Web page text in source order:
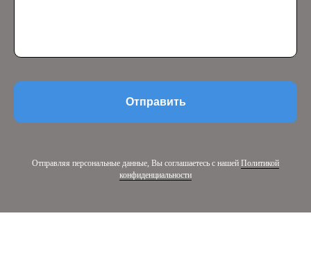
Отправить
Отправляя персональные данные, Вы соглашаетесь с нашей Политикой
конфиденциальности